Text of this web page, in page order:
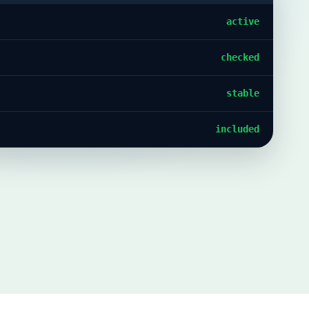
active
checked
stable
included